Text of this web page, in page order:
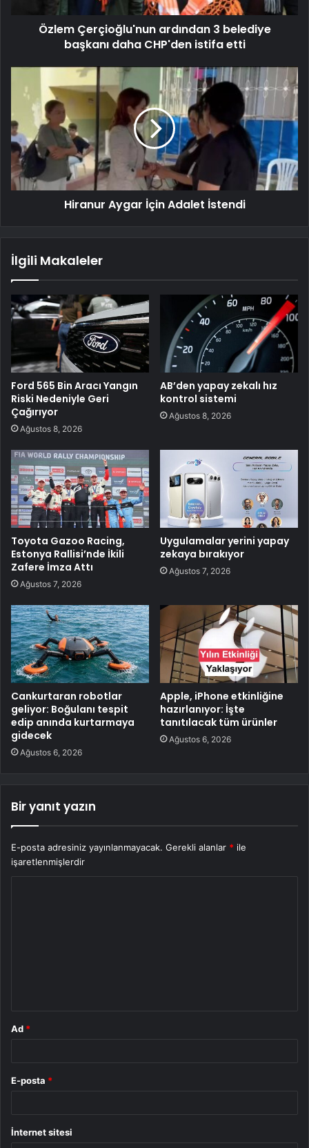
Özlem Çerçioğlu'nun ardından 3 belediye
başkanı daha CHP'den istifa etti
Hiranur Aygar İçin Adalet İstendi
İlgili Makaleler
Ford 565 Bin Aracı Yangın
Riski Nedeniyle Geri
Çağırıyor
Ağustos 8, 2026
AB’den yapay zekalı hız
kontrol sistemi
Ağustos 8, 2026
Toyota Gazoo Racing,
Estonya Rallisi’nde İkili
Zafere İmza Attı
Ağustos 7, 2026
Uygulamalar yerini yapay
zekaya bırakıyor
Ağustos 7, 2026
Cankurtaran robotlar
geliyor: Boğulanı tespit
edip anında kurtarmaya
gidecek
Ağustos 6, 2026
Apple, iPhone etkinliğine
hazırlanıyor: İşte
tanıtılacak tüm ürünler
Ağustos 6, 2026
Bir yanıt yazın
E-posta adresiniz yayınlanmayacak. Gerekli alanlar * ile
işaretlenmişlerdir
Ad *
E-posta *
İnternet sitesi